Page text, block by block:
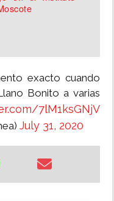
exacto cuando
Bonito a varias
7lM1ksGNjV
July 31, 2020